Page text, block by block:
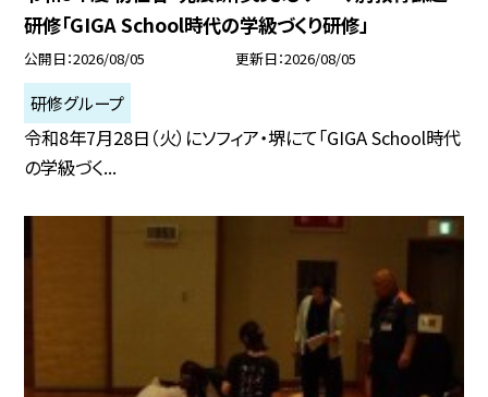
研修「GIGA School時代の学級づくり研修」
公開日 2026/08/05 更新日 2026/08/05
研修グループ
令和8年7月28日（火）にソフィア・堺にて「GIGA School時代
の学級づく...